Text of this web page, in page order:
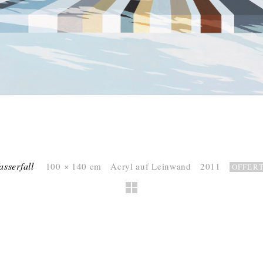
100 × 140 cm Acryl auf Leinwand 2011